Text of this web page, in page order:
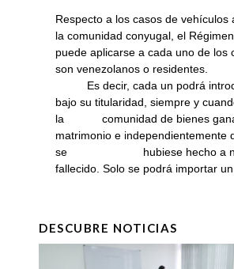
Respecto a los casos de vehículos
la comunidad conyugal, el
puede aplicarse a cada uno de los
son venezolanos o residentes.
Es decir, cada un podrá
bajo su titularidad, siempre y
la comunidad de bienes
matrimonio e independientemente
se hubiese hecho a
fallecido. Solo se podrá importar
DESCUBRE NOTICIAS